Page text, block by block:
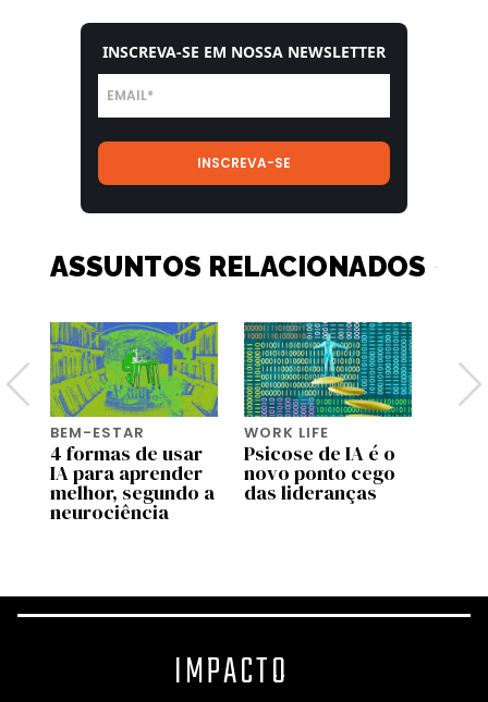
INSCREVA-SE EM NOSSA NEWSLETTER
ASSUNTOS RELACIONADOS
BEM-ESTAR
4 formas de usar
IA para aprender
melhor, segundo a
neurociência
WORK LIFE
Psicose de IA é o
novo ponto cego
das lideranças
IMPACTO